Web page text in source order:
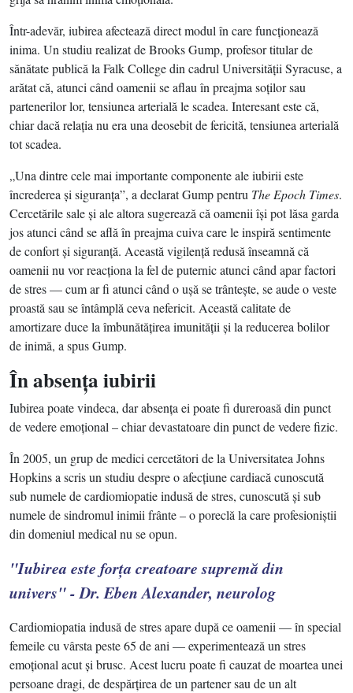
Într-adevăr, iubirea afectează direct modul în care funcţionează
inima. Un studiu realizat de Brooks Gump, profesor titular de
sănătate publică la Falk College din cadrul Universităţii Syracuse, a
arătat că, atunci când oamenii se aflau în preajma soţilor sau
partenerilor lor, tensiunea arterială le scadea. Interesant este că,
chiar dacă relaţia nu era una deosebit de fericită, tensiunea arterială
tot scadea.
„Una dintre cele mai importante componente ale iubirii este
încrederea şi siguranţa”, a declarat Gump pentru The Epoch Times.
Cercetările sale şi ale altora sugerează că oamenii îşi pot lăsa garda
jos atunci când se află în preajma cuiva care le inspiră sentimente
de confort şi siguranţă. Această vigilenţă redusă înseamnă că
oamenii nu vor reacţiona la fel de puternic atunci când apar factori
de stres — cum ar fi atunci când o uşă se trânteşte, se aude o veste
proastă sau se întâmplă ceva nefericit. Această calitate de
amortizare duce la îmbunătăţirea imunităţii şi la reducerea bolilor
de inimă, a spus Gump.
În absenţa iubirii
Iubirea poate vindeca, dar absenţa ei poate fi dureroasă din punct
de vedere emoţional – chiar devastatoare din punct de vedere fizic.
În 2005, un grup de medici cercetători de la Universitatea Johns
Hopkins a scris un studiu despre o afecţiune cardiacă cunoscută
sub numele de cardiomiopatie indusă de stres, cunoscută şi sub
numele de sindromul inimii frânte – o poreclă la care profesioniştii
din domeniul medical nu se opun.
"Iubirea este forţa creatoare supremă din
univers" - Dr. Eben Alexander, neurolog
Cardiomiopatia indusă de stres apare după ce oamenii — în special
femeile cu vârsta peste 65 de ani — experimentează un stres
emoţional acut şi brusc. Acest lucru poate fi cauzat de moartea unei
persoane dragi, de despărţirea de un partener sau de un alt